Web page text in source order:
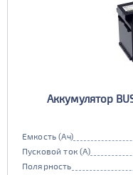
Аккумулятор
Емкость (Ач)
Пусковой ток (А)
Полярность